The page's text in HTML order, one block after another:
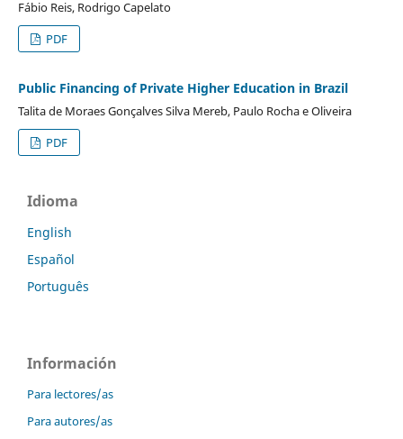
Fábio Reis, Rodrigo Capelato
PDF
Public Financing of Private Higher Education in Brazil
Talita de Moraes Gonçalves Silva Mereb, Paulo Rocha e Oliveira
PDF
Idioma
English
Español
Português
Información
Para lectores/as
Para autores/as